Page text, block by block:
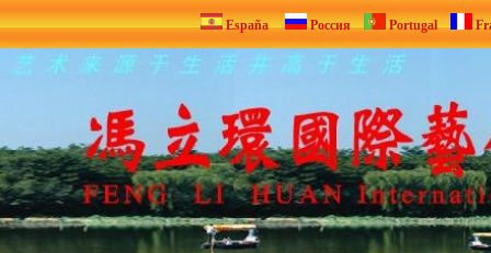
España Россия Portugal